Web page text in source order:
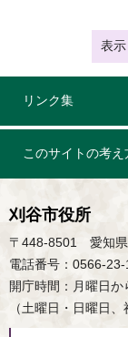
表示
リンク集
このサイトの考え
刈谷市役所
〒448-8501 愛知県
電話番号：0566-23-
開庁時間：月曜日
（土曜日・日曜日